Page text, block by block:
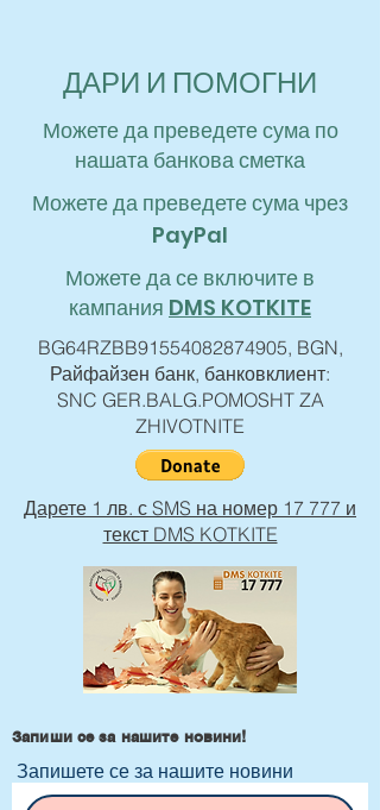
ДАРИ И ПОМОГНИ
Можете да преведете сума по
нашата банкова сметка
Можете да преведете сума чрез
PayPal
Можете да се включите в
кампания DMS KOTKITE
BG64RZBB91554082874905, BGN,
Райфайзен банк, банковклиент:
SNC GER.BALG.POMOSHT ZA
ZHIVOTNITE
Дарете 1 лв. с SMS на номер 17 777 и
текст DMS KOTKITE
Запиши се за нашите новини!
Запишете се за нашите новини